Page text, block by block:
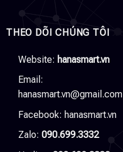
THEO DÕI CHÚNG TÔI
Website: hanasmart.vn
Email:
hanasmart.vn@gmail.com
Facebook: hanasmart.vn
Zalo: 090.699.3332